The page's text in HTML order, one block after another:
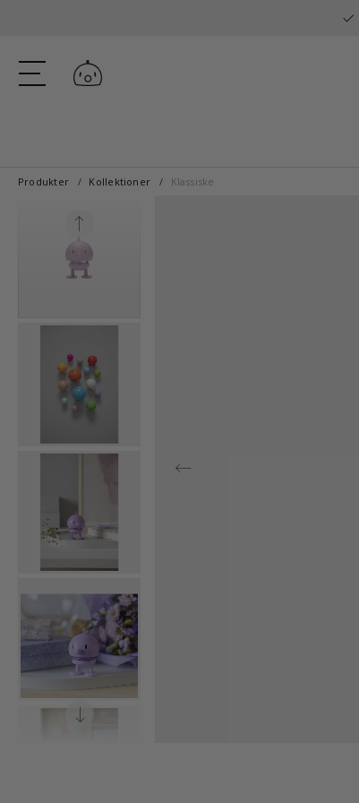
Log ind
Produkter Kollektioner Klassiske